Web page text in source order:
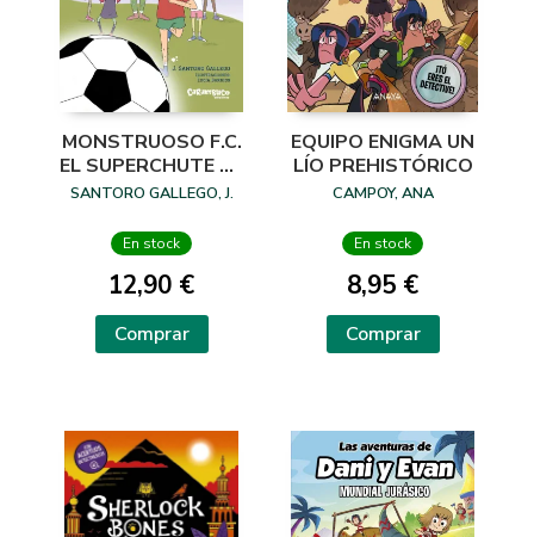
MONSTRUOSO F.C.
EL SUPERCHUTE DE
ENZO
SANTORO GALLEGO, J.
En stock
12,90 €
Comprar
EQUIPO ENIGMA UN
LÍO PREHISTÓRICO
CAMPOY, ANA
En stock
8,95 €
Comprar